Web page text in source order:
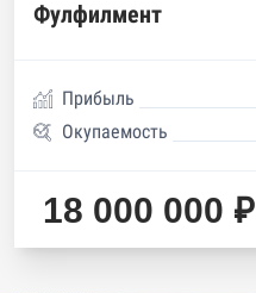
Фулфилмент
Прибыль
Окупаемость
18 000 000 ₽